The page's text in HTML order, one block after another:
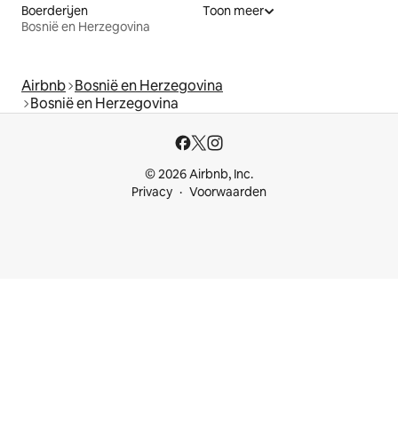
Boerderijen
Bosnië en Herzegovina
Toon meer
Airbnb Bosnië en Herzegovina
Bosnië en Herzegovina
© 2026 Airbnb, Inc.
Privacy
Voorwaarden